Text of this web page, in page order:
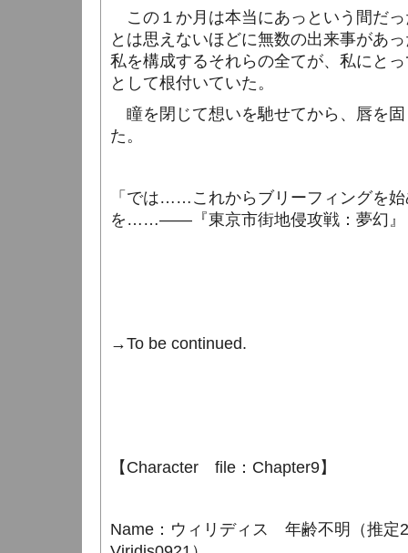
この１か月は本当にあっという間だ
とは思えないほどに無数の出来事があ
私を構成するそれらの全てが、私にと
として根付いていた。
瞳を閉じて想いを馳せてから、唇を
た。
「では……これからブリーフィングを
を……――『東京市街地侵攻戦：夢幻』
→To be continued.
【 Character file ： Chapter9】
Name ：ウィリディス 年齢不明（推定